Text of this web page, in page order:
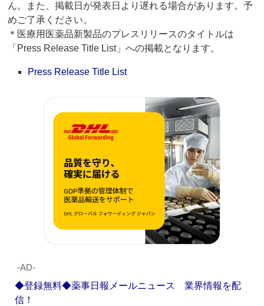
ん。また、掲載日が発表日より遅れる場合があります。予
めご了承ください。
＊医療用医薬品新製品のプレスリリースのタイトルは
「Press Release Title List」への掲載となります。
Press Release Title List
‐AD‐
◆登録無料◆薬事日報メールニュース 業界情報を配
信！